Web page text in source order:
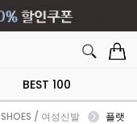
BEST 100
SHOES / 여성신발 플랫